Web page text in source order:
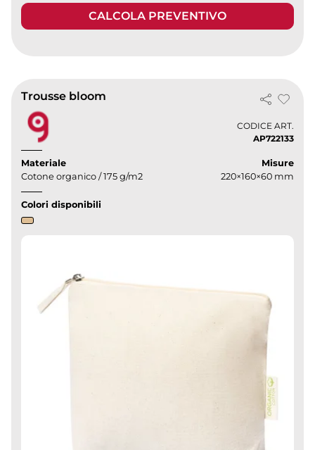
CALCOLA PREVENTIVO
Trousse bloom
CODICE ART.
AP722133
Materiale
Cotone organico / 175 g/m2
Misure
220×160×60 mm
Colori disponibili